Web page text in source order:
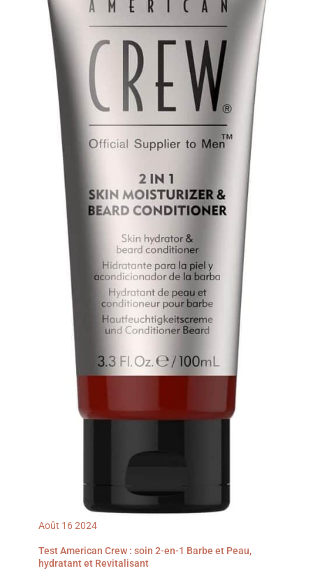
Août 162024
Test American Crew : soin 2-en-1 Barbe et Peau,
hydratant et Revitalisant